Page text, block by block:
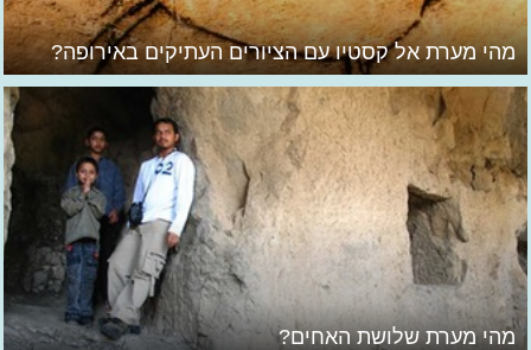
מהי מערת אל קסטיו עם הציורים העתיקים באירופה?
מהי מערת שלושת האחים?